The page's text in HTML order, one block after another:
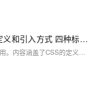
【前端web入门第三天】01 css定义和引入方式 四种标签选择器
本文档详细介绍了CSS的基础知识及其应用。内容涵盖了CSS的定义、CSS在HTML中的引入方式，包括内部样式表、外部样式表及行内样式表的使用场景与方法。此外，还深入解析了不同种类的选择器：标签选择器、类选择器、ID选择器以及通配符选择器的功能与应用场景，并提供了实例帮助理解。最后，通过具体的新属性示例，指导如何使用这些选择器来实现基本的盒子绘制。适合初学者系统学习CSS。